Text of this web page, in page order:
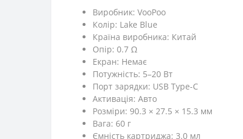
Виробник: VooPoo
Колір: Lake Blue
Країна виробника: Китай
Опір: 0.7 Ω
Екран: Немає
Потужність: 5–20 Вт
Порт зарядки: USB Type-C
Активація: Авто
Розміри: 90.3 × 27.5 × 15.3 мм
Вага: 60 г
Ємність картриджа: 3.0 мл